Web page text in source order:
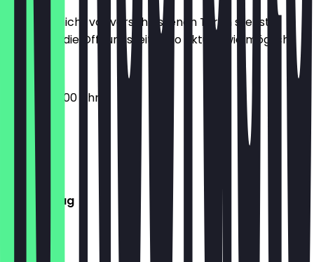
Damit du nicht vor verschlossenen Türen stehst,
halten wir die Öffnungszeiten so aktuell wie möglich.
07:00 - 20:00 Uhr
Dienstag
Mittwoch
Donnerstag
Freitag
Samstag
Sonntag